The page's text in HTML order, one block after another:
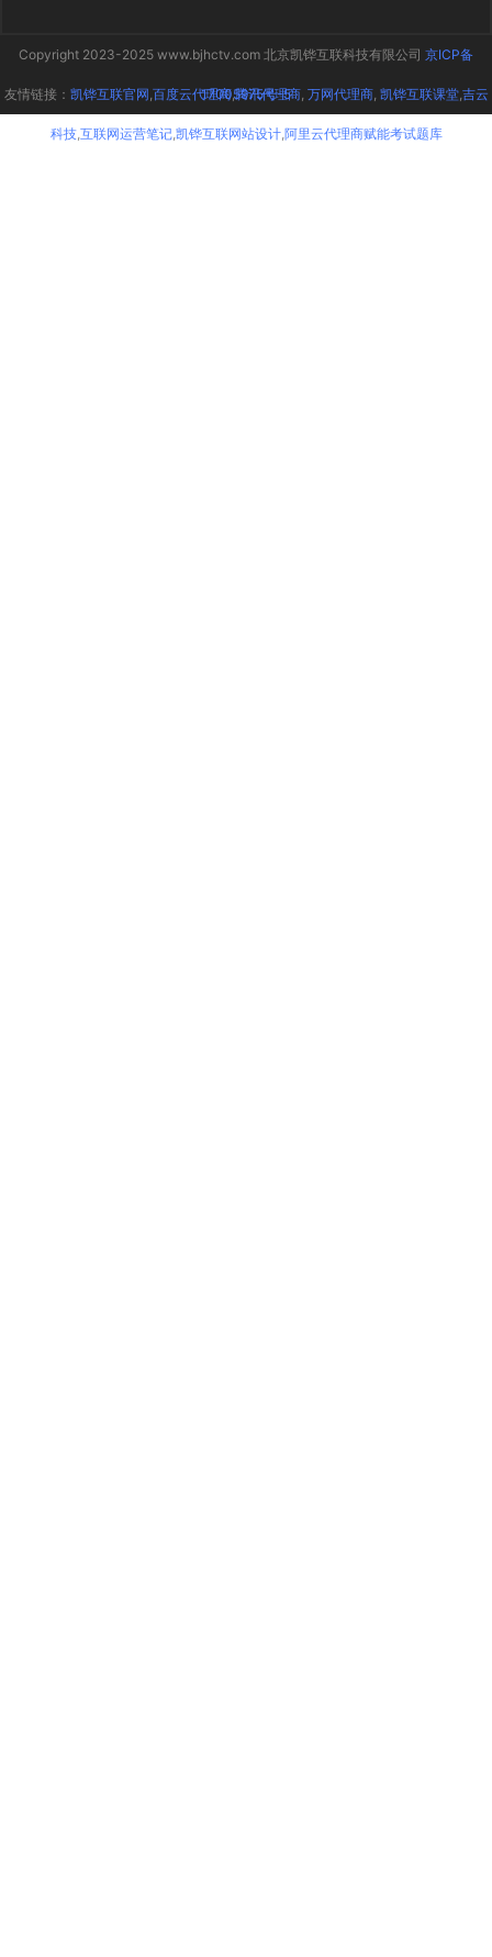
Copyright 2023-2025 www.bjhctv.com 北京凯铧互联科技有限公司 京ICP备
17005975号-5
友情链接： 凯铧互联官网,百度云代理商,腾讯代理商, 万网代理商, 凯铧互联课堂,吉云
科技,互联网运营笔记,凯铧互联网站设计,阿里云代理商赋能考试题库